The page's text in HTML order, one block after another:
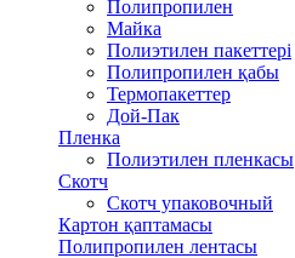
Полипропилен
Майка
Полиэтилен пакеттері
Полипропилен қабы
Термопакеттер
Дой-Пак
Пленка
Полиэтилен пленкасы
Скотч
Скотч упаковочный
Картон қаптамасы
Полипропилен лентасы